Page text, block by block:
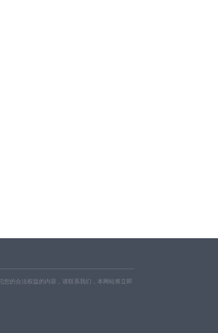
的合法权益的内容，请联系我们，本网站将立即